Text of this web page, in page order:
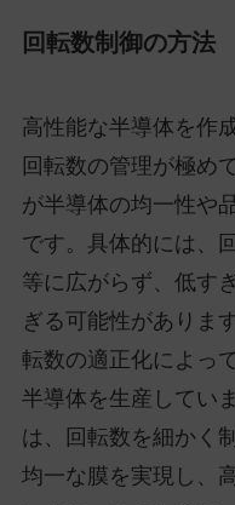
回転数制御の方法
高性能な半導体を作
回転数の管理が極め
が半導体の均一性や
です。具体的には、
等に広がらず、低す
ぎる可能性がありま
転数の適正化によっ
半導体を生産してい
は、回転数を細かく
均一な膜を実現し、